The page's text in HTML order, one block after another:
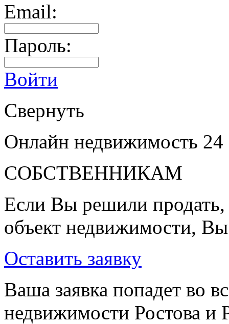
Email:
Пароль:
Войти
Свернуть
Онлайн недвижимость 24
СОБСТВЕННИКАМ
Если Вы решили продать,
объект недвижимости,
Оставить заявку
Ваша заявка попадет во
недвижимости Ростова и